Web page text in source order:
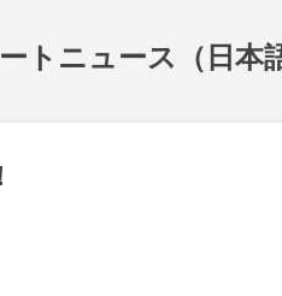
トニュース（日本